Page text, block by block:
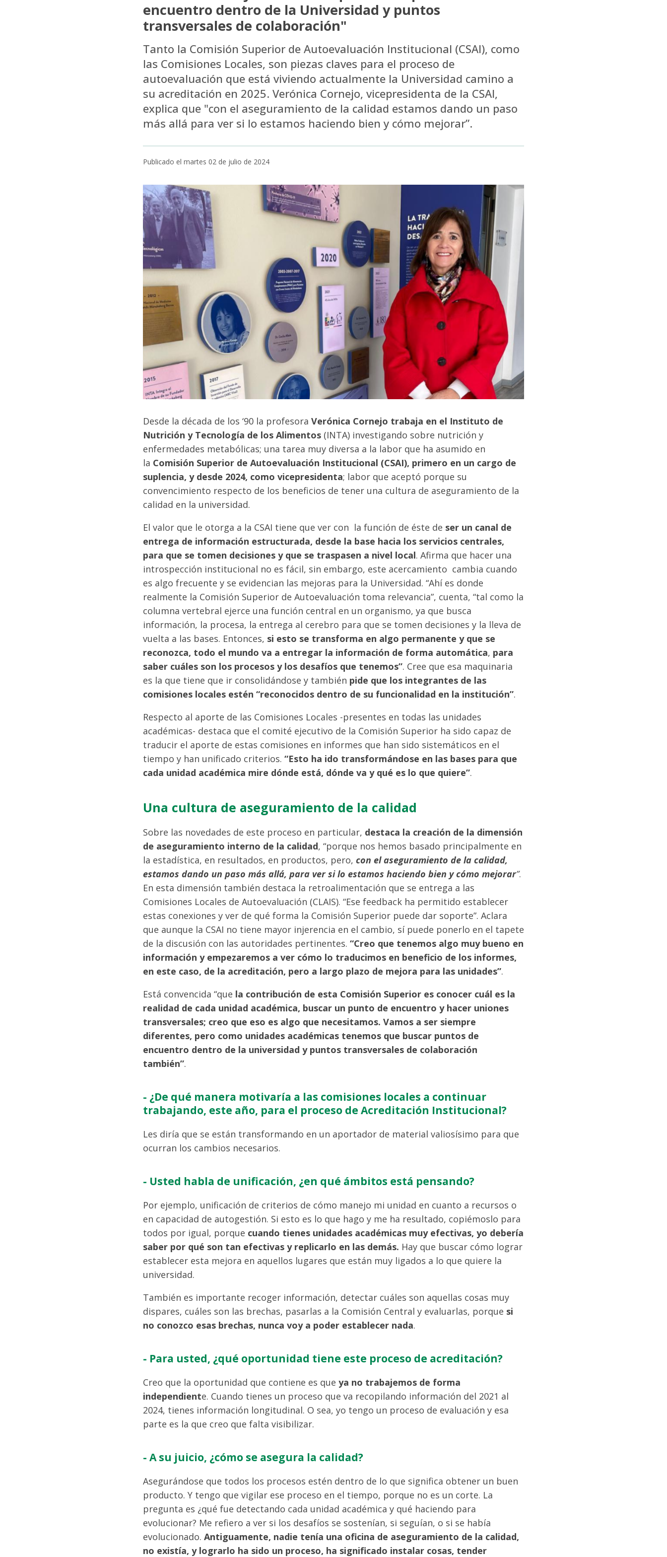
encuentro dentro de la Universidad y puntos
transversales de colaboración"
Tanto la Comisión Superior de Autoevaluación Institucional (CSAI), como
las Comisiones Locales, son piezas claves para el proceso de
autoevaluación que está viviendo actualmente la Universidad camino a
su acreditación en 2025. Verónica Cornejo, vicepresidenta de la CSAI,
explica que "con el aseguramiento de la calidad estamos dando un paso
más allá para ver si lo estamos haciendo bien y cómo mejorar”.
Publicado el martes 02 de julio de 2024
Desde la década de los ‘90 la profesora Verónica Cornejo trabaja en el Instituto de
Nutrición y Tecnología de los Alimentos (INTA) investigando sobre nutrición y
enfermedades metabólicas; una tarea muy diversa a la labor que ha asumido en
la Comisión Superior de Autoevaluación Institucional (CSAI), primero en un cargo de
suplencia, y desde 2024, como vicepresidenta; labor que aceptó porque su
convencimiento respecto de los beneficios de tener una cultura de aseguramiento de la
calidad en la universidad.
El valor que le otorga a la CSAI tiene que ver con la función de éste de ser un canal de
entrega de información estructurada, desde la base hacia los servicios centrales,
para que se tomen decisiones y que se traspasen a nivel local. Afirma que hacer una
introspección institucional no es fácil, sin embargo, este acercamiento cambia cuando
es algo frecuente y se evidencian las mejoras para la Universidad. “Ahí es donde
realmente la Comisión Superior de Autoevaluación toma relevancia”, cuenta, “tal como la
columna vertebral ejerce una función central en un organismo, ya que busca
información, la procesa, la entrega al cerebro para que se tomen decisiones y la lleva de
vuelta a las bases. Entonces, si esto se transforma en algo permanente y que se
reconozca, todo el mundo va a entregar la información de forma automática, para
saber cuáles son los procesos y los desafíos que tenemos”. Cree que esa maquinaria
es la que tiene que ir consolidándose y también pide que los integrantes de las
comisiones locales estén “reconocidos dentro de su funcionalidad en la institución”.
Respecto al aporte de las Comisiones Locales -presentes en todas las unidades
académicas- destaca que el comité ejecutivo de la Comisión Superior ha sido capaz de
traducir el aporte de estas comisiones en informes que han sido sistemáticos en el
tiempo y han unificado criterios. “Esto ha ido transformándose en las bases para que
cada unidad académica mire dónde está, dónde va y qué es lo que quiere”.
Una cultura de aseguramiento de la calidad
Sobre las novedades de este proceso en particular, destaca la creación de la dimensión
de aseguramiento interno de la calidad, “porque nos hemos basado principalmente en
la estadística, en resultados, en productos, pero, con el aseguramiento de la calidad,
estamos dando un paso más allá, para ver si lo estamos haciendo bien y cómo mejorar”.
En esta dimensión también destaca la retroalimentación que se entrega a las
Comisiones Locales de Autoevaluación (CLAIS). “Ese feedback ha permitido establecer
estas conexiones y ver de qué forma la Comisión Superior puede dar soporte”. Aclara
que aunque la CSAI no tiene mayor injerencia en el cambio, sí puede ponerlo en el tapete
de la discusión con las autoridades pertinentes. “Creo que tenemos algo muy bueno en
información y empezaremos a ver cómo lo traducimos en beneficio de los informes,
en este caso, de la acreditación, pero a largo plazo de mejora para las unidades”.
Está convencida “que la contribución de esta Comisión Superior es conocer cuál es la
realidad de cada unidad académica, buscar un punto de encuentro y hacer uniones
transversales; creo que eso es algo que necesitamos. Vamos a ser siempre
diferentes, pero como unidades académicas tenemos que buscar puntos de
encuentro dentro de la universidad y puntos transversales de colaboración
también”.
- ¿De qué manera motivaría a las comisiones locales a continuar
trabajando, este año, para el proceso de Acreditación Institucional?
Les diría que se están transformando en un aportador de material valiosísimo para que
ocurran los cambios necesarios.
- Usted habla de unificación, ¿en qué ámbitos está pensando?
Por ejemplo, unificación de criterios de cómo manejo mi unidad en cuanto a recursos o
en capacidad de autogestión. Si esto es lo que hago y me ha resultado, copiémoslo para
todos por igual, porque cuando tienes unidades académicas muy efectivas, yo debería
saber por qué son tan efectivas y replicarlo en las demás. Hay que buscar cómo lograr
establecer esta mejora en aquellos lugares que están muy ligados a lo que quiere la
universidad.
También es importante recoger información, detectar cuáles son aquellas cosas muy
dispares, cuáles son las brechas, pasarlas a la Comisión Central y evaluarlas, porque si
no conozco esas brechas, nunca voy a poder establecer nada.
- Para usted, ¿qué oportunidad tiene este proceso de acreditación?
Creo que la oportunidad que contiene es que ya no trabajemos de forma
independiente. Cuando tienes un proceso que va recopilando información del 2021 al
2024, tienes información longitudinal. O sea, yo tengo un proceso de evaluación y esa
parte es la que creo que falta visibilizar.
- A su juicio, ¿cómo se asegura la calidad?
Asegurándose que todos los procesos estén dentro de lo que significa obtener un buen
producto. Y tengo que vigilar ese proceso en el tiempo, porque no es un corte. La
pregunta es ¿qué fue detectando cada unidad académica y qué haciendo para
evolucionar? Me refiero a ver si los desafíos se sostenían, si seguían, o si se había
evolucionado. Antiguamente, nadie tenía una oficina de aseguramiento de la calidad,
no existía, y lograrlo ha sido un proceso, ha significado instalar cosas, tender